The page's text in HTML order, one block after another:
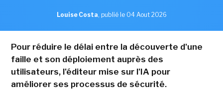
Louise Costa, publié le 04 Aout 2026
Pour réduire le délai entre la découverte d'une
faille et son déploiement auprès des
utilisateurs, l'éditeur mise sur l'IA pour
améliorer ses processus de sécurité.